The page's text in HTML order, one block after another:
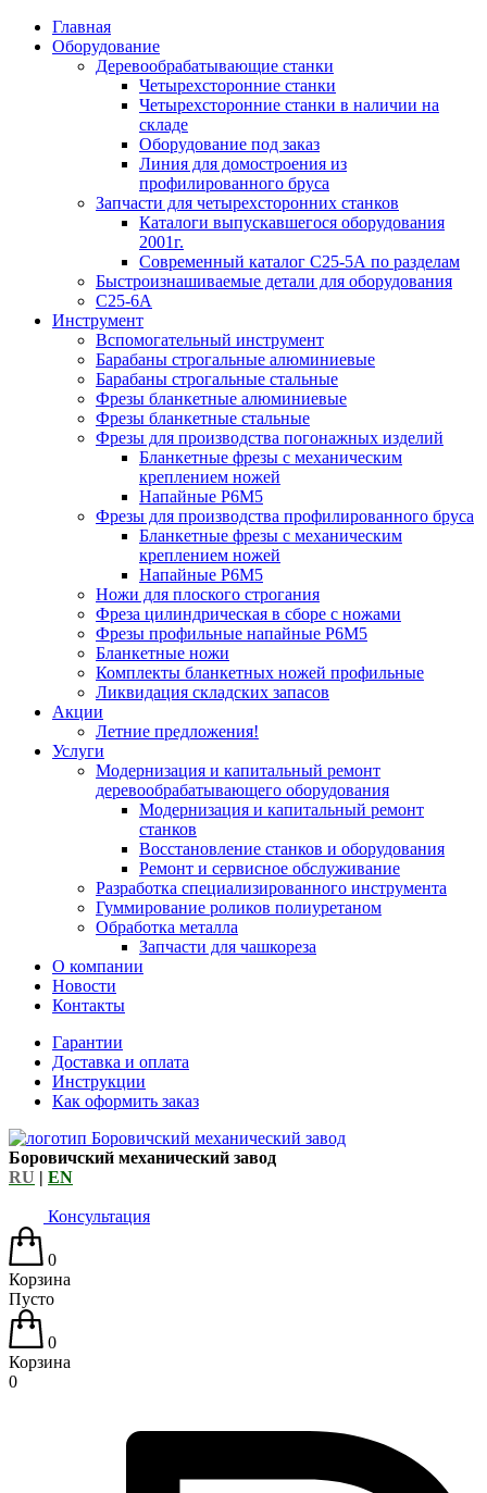
Главная
Оборудование
Деревообрабатывающие станки
Четырехсторонние станки
Четырехсторонние станки в наличии на
складе
Оборудование под заказ
Линия для домостроения из
профилированного бруса
Запчасти для четырехсторонних станков
Каталоги выпускавшегося оборудования
2001г.
Современный каталог С25-5А по разделам
Быстроизнашиваемые детали для оборудования
С25-6А
Инструмент
Вспомогательный инструмент
Барабаны строгальные алюминиевые
Барабаны строгальные стальные
Фрезы бланкетные алюминиевые
Фрезы бланкетные стальные
Фрезы для производства погонажных изделий
Бланкетные фрезы с механическим
креплением ножей
Напайные Р6М5
Фрезы для производства профилированного бруса
Бланкетные фрезы с механическим
креплением ножей
Напайные Р6М5
Ножи для плоского строгания
Фреза цилиндрическая в сборе с ножами
Фрезы профильные напайные Р6М5
Бланкетные ножи
Комплекты бланкетных ножей профильные
Ликвидация складских запасов
Акции
Летние предложения!
Услуги
Модернизация и капитальный ремонт
деревообрабатывающего оборудования
Модернизация и капитальный ремонт
станков
Восстановление станков и оборудования
Ремонт и сервисное обслуживание
Разработка специализированного инструмента
Гуммирование роликов полиуретаном
Обработка металла
Запчасти для чашкореза
О компании
Новости
Контакты
Гарантии
Доставка и оплата
Инструкции
Как оформить заказ
Боровичский механический завод
RU | EN
Консультация
0
Корзина
Пусто
0
Корзина
0